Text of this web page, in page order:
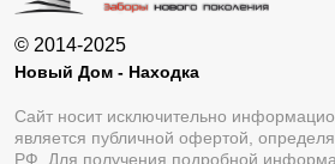
© 2014-2025
Новый Дом - Находка
Сайт носит исключительно
является публичной офертой,
РФ. Для получения подробной